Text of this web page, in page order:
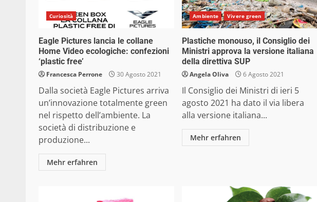
Curiosità
Eagle Pictures lancia le collane
Home Video ecologiche: confezioni
‘plastic free’
Francesca Perrone 30 Agosto 2021
Dalla società Eagle Pictures arriva
un’innovazione totalmente green
nel rispetto dell’ambiente. La
società di distribuzione e
produzione...
Mehr erfahren
Ambiente Vivere green
Plastiche monouso, il Consiglio dei
Ministri approva la versione italiana
della direttiva SUP
Angela Oliva 6 Agosto 2021
Il Consiglio dei Ministri di ieri 5
agosto 2021 ha dato il via libera
alla versione italiana...
Mehr erfahren